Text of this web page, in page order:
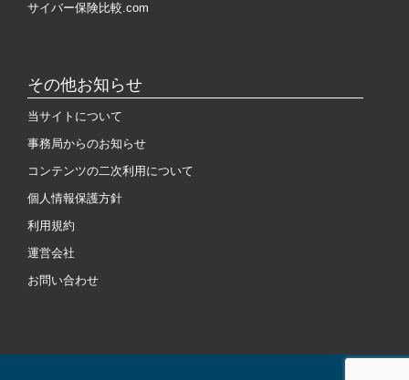
サイバー保険比較.com
その他お知らせ
当サイトについて
事務局からのお知らせ
コンテンツの二次利用について
個人情報保護方針
利用規約
運営会社
お問い合わせ